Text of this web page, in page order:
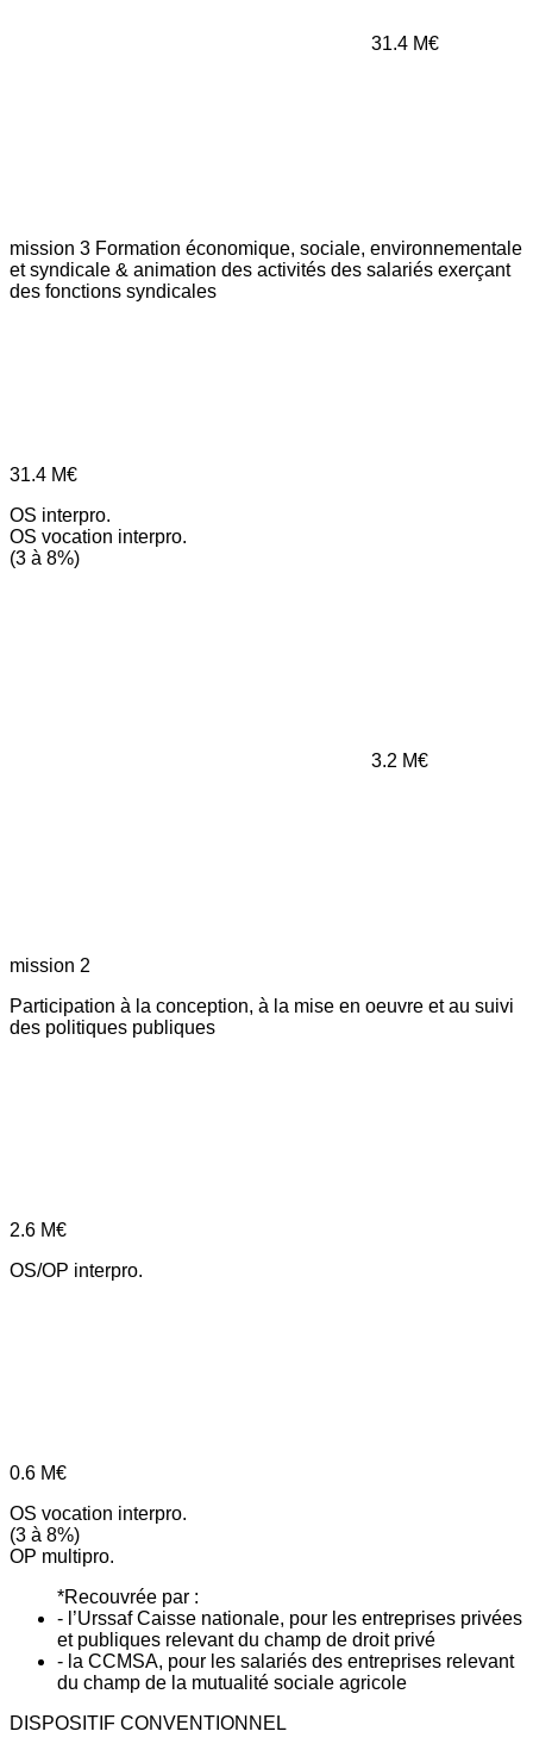
31.4 M€
mission 3 Formation économique, sociale, environnementale
et syndicale & animation des activités des salariés exerçant
des fonctions syndicales
31.4 M€
OS interpro.
OS vocation interpro.
(3 à 8%)
3.2 M€
mission 2
Participation à la conception, à la mise en oeuvre et au suivi
des politiques publiques
2.6 M€
OS/OP interpro.
0.6 M€
OS vocation interpro.
(3 à 8%)
OP multipro.
*Recouvrée par :
- l’Urssaf Caisse nationale, pour les entreprises privées
et publiques relevant du champ de droit privé
- la CCMSA, pour les salariés des entreprises relevant
du champ de la mutualité sociale agricole
DISPOSITIF CONVENTIONNEL